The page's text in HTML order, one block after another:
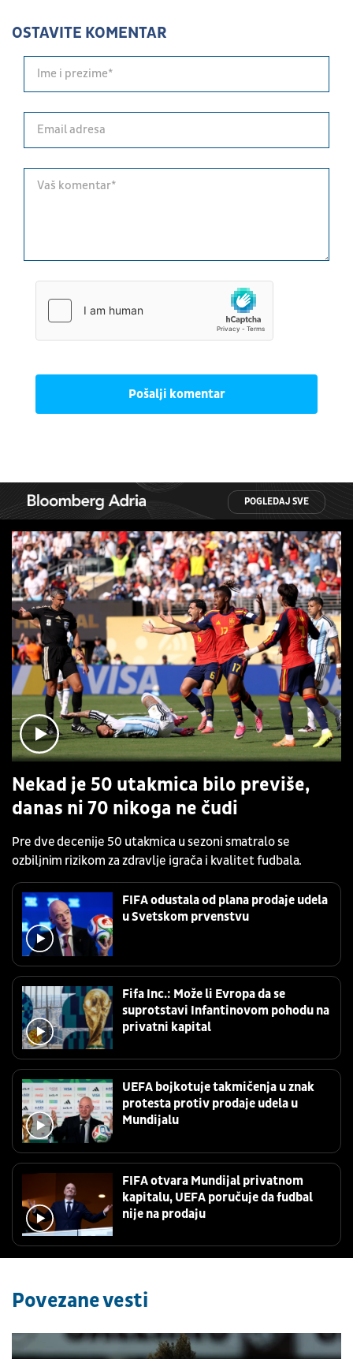
OSTAVITE KOMENTAR
Pošalji komentar
POGLEDAJ SVE
Nekad je 50 utakmica bilo previše,
danas ni 70 nikoga ne čudi
Pre dve decenije 50 utakmica u sezoni smatralo se
ozbiljnim rizikom za zdravlje igrača i kvalitet fudbala.
FIFA odustala od plana prodaje udela
u Svetskom prvenstvu
Fifa Inc.: Može li Evropa da se
suprotstavi Infantinovom pohodu na
privatni kapital
UEFA bojkotuje takmičenja u znak
protesta protiv prodaje udela u
Mundijalu
FIFA otvara Mundijal privatnom
kapitalu, UEFA poručuje da fudbal
nije na prodaju
Povezane vesti